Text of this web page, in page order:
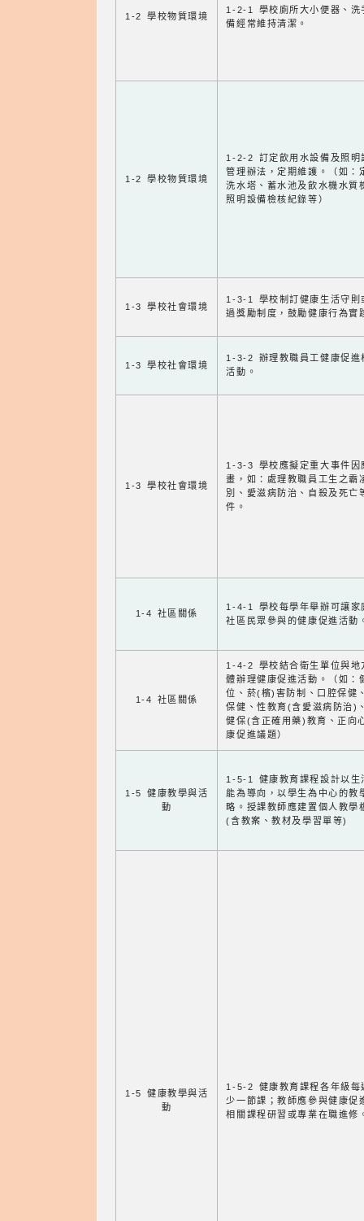
1-2 學校物質環境
1-2-1 學校廁所大小便器、洗
備經常維持清潔。
1-2 學校物質環境
1-2-2 訂定飲用水設備及照明
管理辦法，定期維護。（如：
洗水塔、蓄水池及飲水機水質
照明設備檢核紀錄等）
1-3 學校社會環境
1-3-1 學校制訂健康生活守則
過獎勵制度，鼓勵健康行為實
1-3 學校社會環境
1-3-2 辦理教職員工健康促進
活動。
1-3 學校社會環境
1-3-3 學校應擬定重大事件因
畫，如：處理教職員工生之霸
別、愛滋病防治、自殺及死亡
件。
1-4 社區關係
1-4-1 學校每學年舉辦可讓家
社區民眾參與的健康促進活動
1-4 社區關係
1-4-2 學校結合衛生單位與地
體辦理健康促進活動。（如：
位、菸(檳)害防制、口腔保健
保健、性教育(含愛滋病防治)
健保(含正確用藥)教育、正向
康促進議題）
1-5 健康教學與活
動
1-5-1 健康教育課程設計以生
能為導向，以學生為中心的教
略。授課教師應建置個人教學
(含教案、教材及學習單等)
1-5 健康教學與活
動
1-5-2 健康教育課程各年級每
少一節課；教師應參與健康促
相關課程研習或專業在職進修